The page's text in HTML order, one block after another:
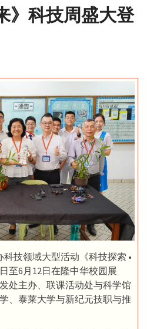
》科技周盛大登
科技领域大型活动《科技探索 •
至6月12日在隆中华校园展
处主办、联课活动处与科学馆
、泰莱大学与新纪元技职与推